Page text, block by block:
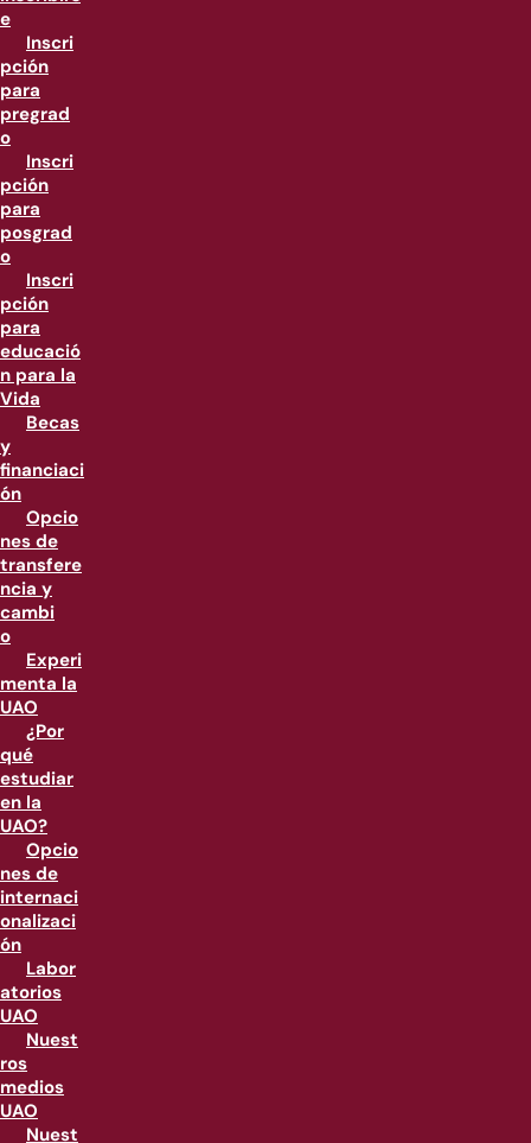
e
Inscri
pción
para
pregrad
o
Inscri
pción
para
posgrad
o
Inscri
pción
para
educació
n para la
Vida
Becas
y
financiaci
ón
Opcio
nes de
transfere
ncia y
cambi
o
Experi
menta la
UAO
¿Por
qué
estudiar
en la
UAO?
Opcio
nes de
internaci
onalizaci
ón
Labor
atorios
UAO
Nuest
ros
medios
UAO
Nuest